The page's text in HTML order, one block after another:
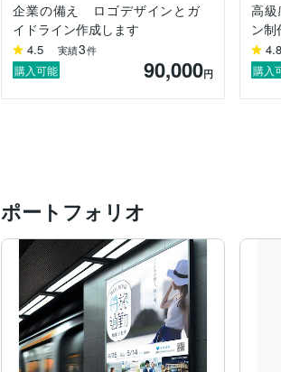
企業の備え ロゴデザインとガ
イドライン作成します
4.5 実績3件
購入可能 90,000円
高級
ン制
4.8
購入
ポートフォリオ